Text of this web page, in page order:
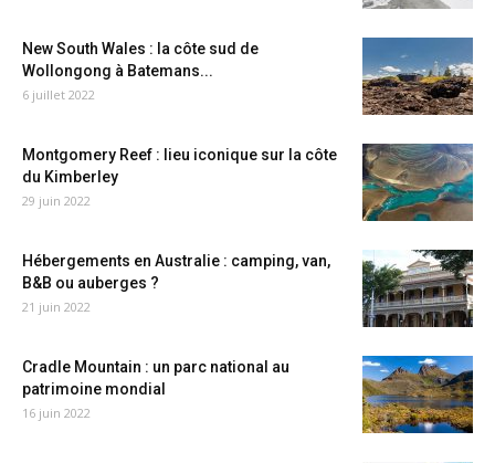
New South Wales : la côte sud de
Wollongong à Batemans...
6 juillet 2022
Montgomery Reef : lieu iconique sur la côte
du Kimberley
29 juin 2022
Hébergements en Australie : camping, van,
B&B ou auberges ?
21 juin 2022
Cradle Mountain : un parc national au
patrimoine mondial
16 juin 2022